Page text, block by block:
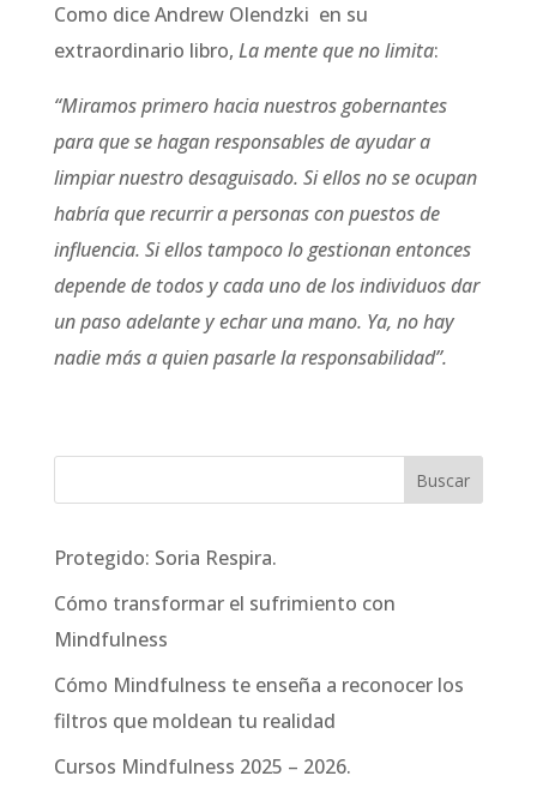
Como dice Andrew Olendzki en su
extraordinario libro, La mente que no limita:
“Miramos primero hacia nuestros gobernantes
para que se hagan responsables de ayudar a
limpiar nuestro desaguisado. Si ellos no se ocupan
habría que recurrir a personas con puestos de
influencia. Si ellos tampoco lo gestionan entonces
depende de todos y cada uno de los individuos dar
un paso adelante y echar una mano. Ya, no hay
nadie más a quien pasarle la responsabilidad”.
Protegido: Soria Respira.
Cómo transformar el sufrimiento con
Mindfulness
Cómo Mindfulness te enseña a reconocer los
filtros que moldean tu realidad
Cursos Mindfulness 2025 – 2026.